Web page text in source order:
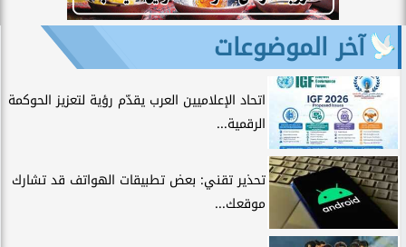
آخر الموضوعات
اتحاد الإعلاميين العرب يقدّم رؤية لتعزيز الحوكمة
الرقمية...
تحذير تقني: بعض تطبيقات الهواتف قد تشارك
موقعك...